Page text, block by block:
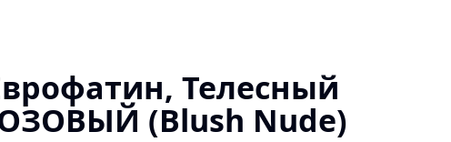
Телесный
(Blush Nude)